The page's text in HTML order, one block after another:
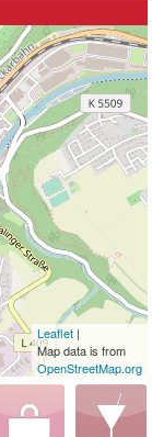
Leaflet|
Map data is from
OpenStreetMap.org